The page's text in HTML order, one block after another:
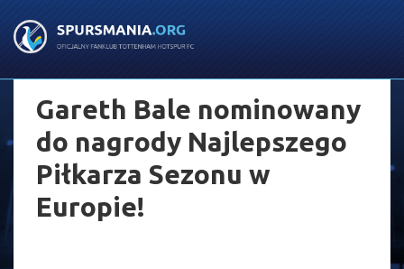
Gareth Bale nominowany
do nagrody Najlepszego
Piłkarza Sezonu w
Europie!